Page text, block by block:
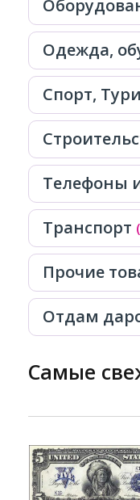
Одежда,
Спорт,
Телефоны
Транспорт
Прочие
Отдам
Самые